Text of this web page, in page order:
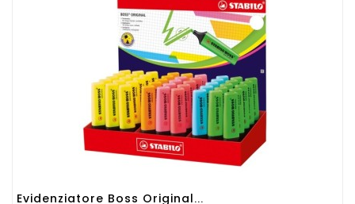
Evidenziatore Boss Original...